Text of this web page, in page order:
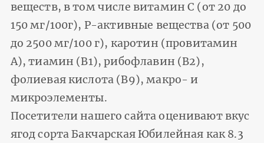
веществ, в том числе витамин С (от 20 до
150 мг/100г), Р-активные вещества (от 500
до 2500 мг/100 г), каротин (провитамин
А), тиамин (В1), рибофлавин (В2),
фолиевая кислота (В9), макро- и
микроэлементы.
Посетители нашего сайта оценивают вкус
ягод сорта Бакчарская Юбилейная как 8.3